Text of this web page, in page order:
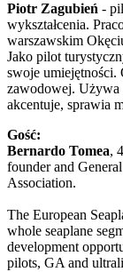
Piotr Zagubień -
wykształcenia.
warszawskim
Jako pilot
swoje umiejętności.
zawodowej. Używa
akcentuje, sprawia
Gość:
Bernardo Tomea,
founder and
Association.
The European
whole seaplane
development
pilots, GA and